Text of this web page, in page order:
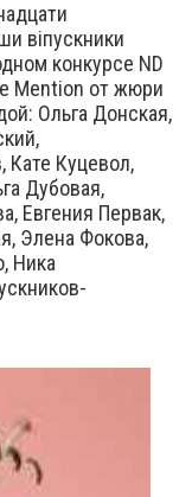
віпускники
конкурсе ND
Mention от жюри
Ольга Донская,
Кате Куцевол,
Дубовая,
Евгения Первак,
Элена Фокова,
Ника